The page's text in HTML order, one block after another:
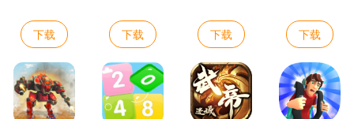
下载 下载 下载 下载